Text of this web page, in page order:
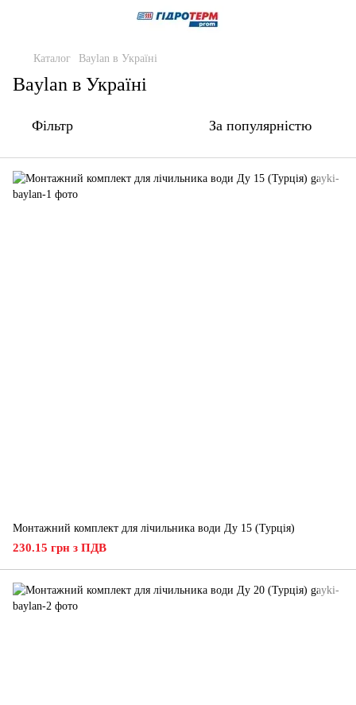
Каталог Baylan в Україні
Baylan в Україні
Фільтр За популярністю
Монтажний комплект для лічильника води Ду 15 (Турція)
230.15 грн з ПДВ